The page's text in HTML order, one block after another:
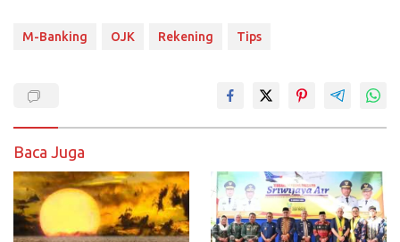
M-Banking OJK Rekening Tips
Baca Juga